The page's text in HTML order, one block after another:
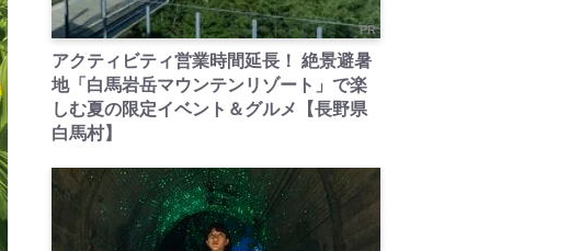
PR
アクティビティ営業時間延長！ 絶景避暑
地「白馬岩岳マウンテンリゾート」で楽
しむ夏の限定イベント＆グルメ【長野県
白馬村】